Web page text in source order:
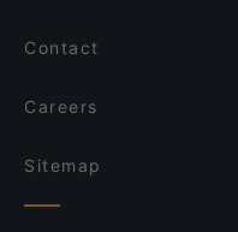
Contact
Careers
Sitemap